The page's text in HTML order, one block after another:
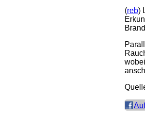
(reb)